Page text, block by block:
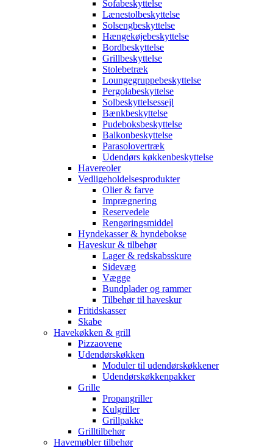
Sofabeskyttelse
Lænestolbeskyttelse
Solsengbeskyttelse
Hængekøjebeskyttelse
Bordbeskyttelse
Grillbeskyttelse
Stolebetræk
Loungegruppebeskyttelse
Pergolabeskyttelse
Solbeskyttelsessejl
Bænkbeskyttelse
Pudeboksbeskyttelse
Balkonbeskyttelse
Parasolovertræk
Udendørs køkkenbeskyttelse
Havereoler
Vedligeholdelsesprodukter
Olier & farve
Imprægnering
Reservedele
Rengøringsmiddel
Hyndekasser & hyndebokse
Haveskur & tilbehør
Lager & redskabsskure
Sidevæg
Vægge
Bundplader og rammer
Tilbehør til haveskur
Fritidskasser
Skabe
Havekøkken & grill
Pizzaovene
Udendørskøkken
Moduler til udendørskøkkener
Udendørskøkkenpakker
Grille
Propangriller
Kulgriller
Grillpakke
Grilltilbehør
Havemøbler tilbehør